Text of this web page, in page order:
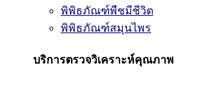
พิพิธภัณฑ์พืชมีชีวิต
พิพิธภัณฑ์สมุนไพร
บริการตรวจวิเคราะห์คุณภาพ